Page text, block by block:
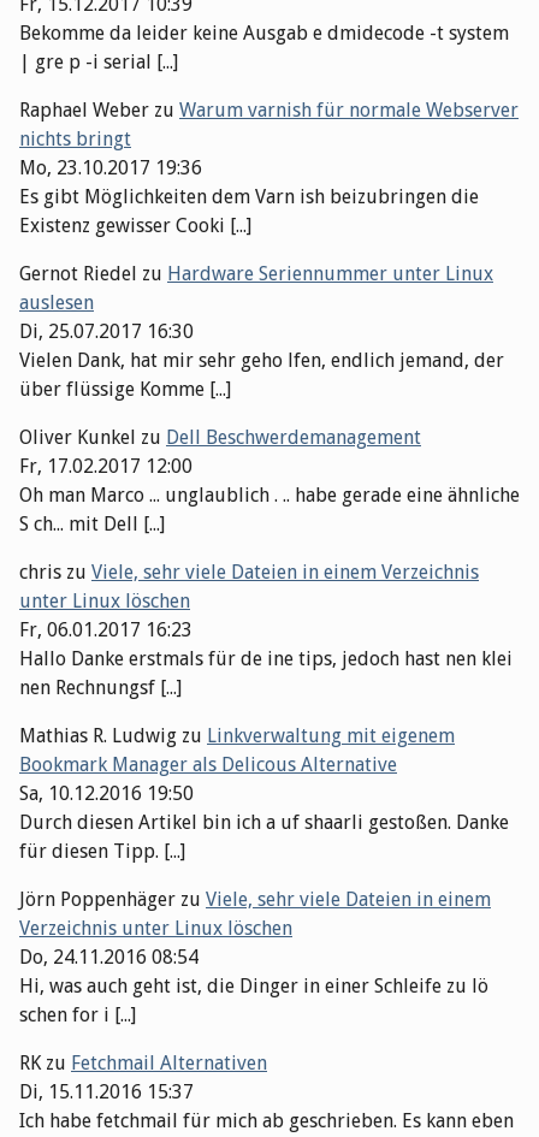
Bekomme da leider keine Ausgab e dmidecode -t system
| gre p -i serial [...]
Raphael Weber zu Warum varnish für normale Webserver
nichts bringt
Mo, 23.10.2017 19:36
Es gibt Möglichkeiten dem Varn ish beizubringen die
Existenz gewisser Cooki [...]
Gernot Riedel zu Hardware Seriennummer unter Linux
auslesen
Di, 25.07.2017 16:30
Vielen Dank, hat mir sehr geho lfen, endlich jemand, der
über flüssige Komme [...]
Oliver Kunkel zu Dell Beschwerdemanagement
Fr, 17.02.2017 12:00
Oh man Marco ... unglaublich . .. habe gerade eine ähnliche
S ch... mit Dell [...]
chris zu Viele, sehr viele Dateien in einem Verzeichnis
unter Linux löschen
Fr, 06.01.2017 16:23
Hallo Danke erstmals für de ine tips, jedoch hast nen klei
nen Rechnungsf [...]
Mathias R. Ludwig zu Linkverwaltung mit eigenem
Bookmark Manager als Delicous Alternative
Sa, 10.12.2016 19:50
Durch diesen Artikel bin ich a uf shaarli gestoßen. Danke
für diesen Tipp. [...]
Jörn Poppenhäger zu Viele, sehr viele Dateien in einem
Verzeichnis unter Linux löschen
Do, 24.11.2016 08:54
Hi, was auch geht ist, die Dinger in einer Schleife zu lö
schen for i [...]
RKzu Fetchmail Alternativen
Di, 15.11.2016 15:37
Ich habe fetchmail für mich ab geschrieben. Es kann eben